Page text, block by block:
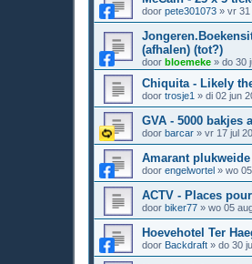
door pete301073 » vr 31
(afhalen) (tot?)
door bloemeke » do 30
Chiquita - Likely
door trosje1 » di 02 jun
GVA - 5000 bakjes
door barcar » vr 17 jul
Amarant plukweide
door engelwortel » wo
ACTV - Places
door biker77 » wo 05
Hoevehotel Ter
door Backdraft » do 30